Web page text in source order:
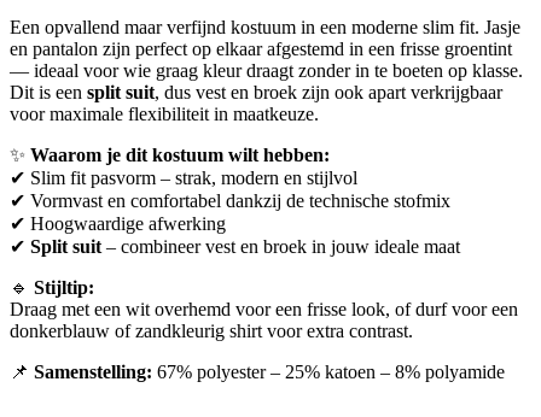
Een opvallend maar verfijnd kostuum in een moderne slim fit. Jasje
en pantalon zijn perfect op elkaar afgestemd in een frisse groentint
— ideaal voor wie graag kleur draagt zonder in te boeten op klasse.
Dit is een split suit, dus vest en broek zijn ook apart verkrijgbaar
voor maximale flexibiliteit in maatkeuze.
✨ Waarom je dit kostuum wilt hebben:
✔ Slim fit pasvorm – strak, modern en stijlvol
✔ Vormvast en comfortabel dankzij de technische stofmix
✔ Hoogwaardige afwerking
✔ Split suit – combineer vest en broek in jouw ideale maat
🔹 Stijltip:
Draag met een wit overhemd voor een frisse look, of durf voor een
donkerblauw of zandkleurig shirt voor extra contrast.
📌 Samenstelling: 67% polyester – 25% katoen – 8% polyamide